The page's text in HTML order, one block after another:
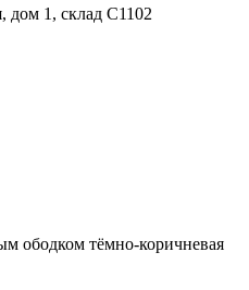
дом 1, склад С1102
ободком тёмно-коричневая